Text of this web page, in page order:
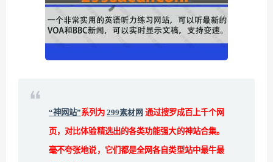
“神网站”系列为 299素材网 通过搜罗成百上千个网
页，对比体验精选出的各类功能强大的神站合集。
毫不夸张地说，它们都是全网各自类型站中最牛最